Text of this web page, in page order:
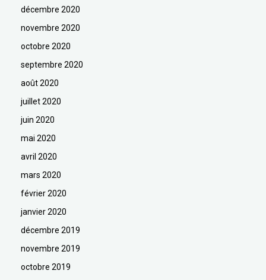
décembre 2020
novembre 2020
octobre 2020
septembre 2020
août 2020
juillet 2020
juin 2020
mai 2020
avril 2020
mars 2020
février 2020
janvier 2020
décembre 2019
novembre 2019
octobre 2019